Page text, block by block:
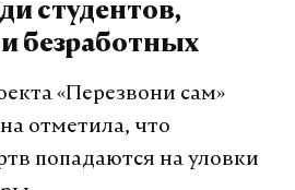
контроль,
все концессионные
Слуцкий.
организации дорожного
студентов,
безработных
«Перезвони сам»
отметила, что
попадаются на уловки